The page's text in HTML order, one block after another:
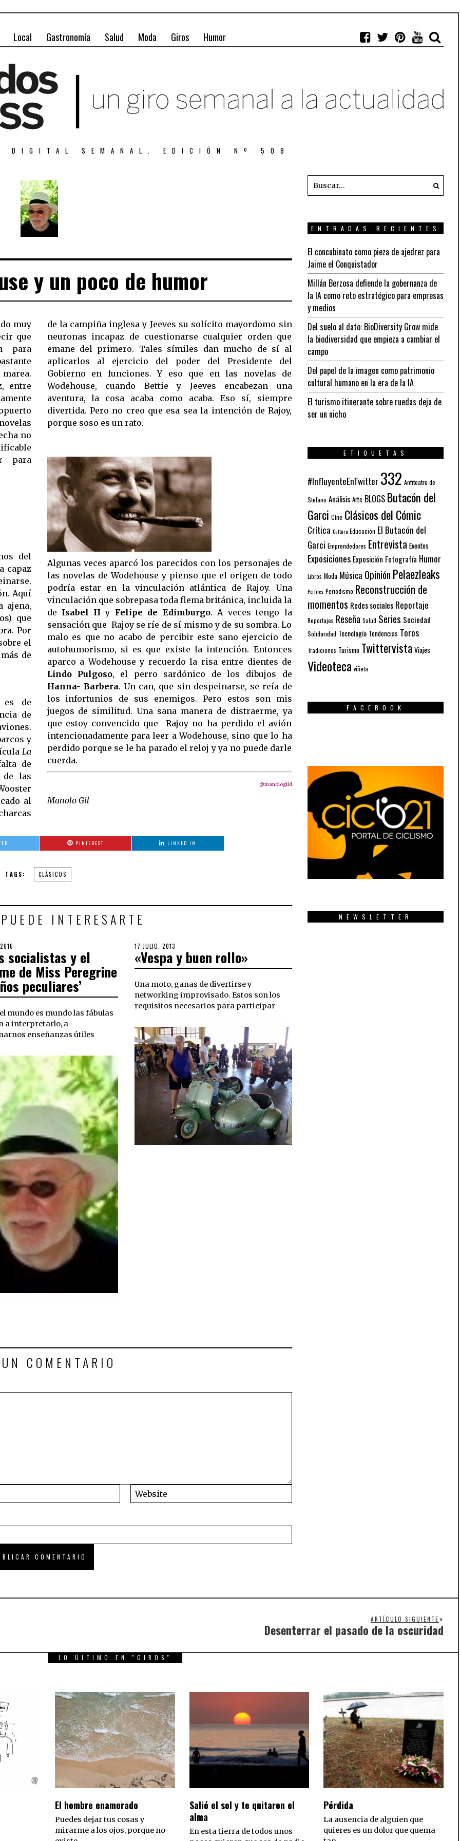
Local Gastronomía Salud Moda Giros Humor
DIGITAL SEMANAL. EDICIÓN Nº 508
y un poco de humor
muy
para
entre
para
del
capaz
Aquí
ajena,
que
Por
el
de
de
de
y
La
de
de las
al
de la campiña inglesa y Jeeves su solícito mayordomo sin
neuronas incapaz de cuestionarse cualquier orden que
emane del primero. Tales símiles dan mucho de sí al
aplicarlos al ejercicio del poder del Presidente del
Gobierno en funciones. Y eso que en las novelas de
Wodehouse, cuando Bettie y Jeeves encabezan una
aventura, la cosa acaba como acaba. Eso sí, siempre
divertida. Pero no creo que esa sea la intención de Rajoy,
porque soso es un rato.
Algunas veces aparcó los parecidos con los personajes de
las novelas de Wodehouse y pienso que el origen de todo
podría estar en la vinculación atlántica de Rajoy. Una
vinculación que sobrepasa toda flema británica, incluida la
de Isabel II y Felipe de Edimburgo. A veces tengo la
sensación que Rajoy se ríe de sí mismo y de su sombra. Lo
malo es que no acabo de percibir este sano ejercicio de
autohumorismo, si es que existe la intención. Entonces
aparco a Wodehouse y recuerdo la risa entre dientes de
Lindo Pulgoso, el perro sardónico de los dibujos de
Hanna- Barbera. Un can, que sin despeinarse, se reía de
los infortunios de sus enemigos. Pero estos son mis
juegos de similitud. Una sana manera de distraerme, ya
que estoy convencido que Rajoy no ha perdido el avión
intencionadamente para leer a Wodehouse, sino que lo ha
perdido porque se le ha parado el reloj y ya no puede darle
cuerda.
@manologild
Manolo Gil
PINTEREST LINKED IN
TAGS: CLÁSICOS
INTERESARTE
socialistas y el
de Miss Peregrine
peculiares’
mundo es mundo las fábulas
a interpretarlo, a
enseñanzas útiles
POSTED
ON
17 JULIO, 2013
SEPTIEMBRE,
2018
«Vespa y buen rollo»
Una moto, ganas de divertirse y
networking improvisado. Estos son los
requisitos necesarios para participar
COMENTARIO
ENTRADAS RECIENTES
El concubinato como pieza de ajedrez para
Jaime el Conquistador
Millán Berzosa defiende la gobernanza de
la IA como reto estratégico para empresas
y medios
Del suelo al dato: BioDiversity Grow mide
la biodiversidad que empieza a cambiar el
campo
Del papel de la imagen como patrimonio
cultural humano en la era de la IA
El turismo itinerante sobre ruedas deja de
ser un nicho
ETIQUETAS
#InfluyenteEnTwitter 332 Anfiteatro de
Stefano Análisis Arte BLOGS Butacón del
Garci Cine Clásicos del Cómic
Crítica Cultura Educación El Butacón del
Garci Emprendedores Entrevista Eventos
Exposiciones Exposición Fotografía Humor
Libros Moda Música Opinión Pelaezleaks
Perfiles Periodismo Reconstrucción de
momentos Redes sociales Reportaje
Reportajes Reseña Salud Series Sociedad
Solidaridad Tecnología Tendencias Toros
Tradiciones Turismo Twittervista Viajes
Videoteca viñeta
FACEBOOK
NEWSLETTER
ARTÍCULO SIGUIENTE
Desenterrar el pasado de la oscuridad
LO ÚLTIMO EN "GIROS"
El hombre enamorado
Puedes dejar tus cosas y
mirarme a los ojos, porque no
Salió el sol y te quitaron el
alma
En esta tierra de todos unos
Pérdida
La ausencia de alguien que
quieres es un dolor que quema